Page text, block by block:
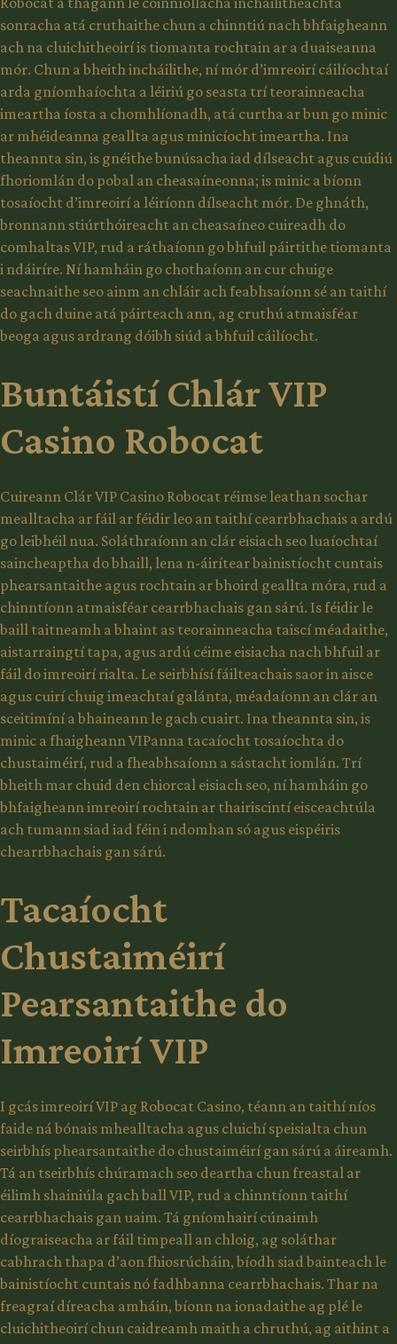
sonracha atá cruthaithe chun a chinntiú nach bhfaigheann
ach na cluichitheoirí is tiomanta rochtain ar a duaiseanna
mór. Chun a bheith incháilithe, ní mór d’imreoirí cáilíochtaí
arda gníomhaíochta a léiriú go seasta trí teorainneacha
imeartha íosta a chomhlíonadh, atá curtha ar bun go minic
ar mhéideanna geallta agus minicíocht imeartha. Ina
theannta sin, is gnéithe bunúsacha iad dílseacht agus cuidiú
fhoriomlán do pobal an cheasaíneonna; is minic a bíonn
tosaíocht d’imreoirí a léiríonn dílseacht mór. De ghnáth,
bronnann stiúrthóireacht an cheasaíneo cuireadh do
comhaltas VIP, rud a ráthaíonn go bhfuil páirtithe tiomanta
i ndáiríre. Ní hamháin go chothaíonn an cur chuige
seachnaithe seo ainm an chláir ach feabhsaíonn sé an taithí
do gach duine atá páirteach ann, ag cruthú atmaisféar
beoga agus ardrang dóibh siúd a bhfuil cáilíocht.
Buntáistí Chlár VIP
Casino Robocat
Cuireann Clár VIP Casino Robocat réimse leathan sochar
mealltacha ar fáil ar féidir leo an taithí cearrbhachais a ardú
go leibhéil nua. Soláthraíonn an clár eisiach seo luaíochtaí
saincheaptha do bhaill, lena n-áirítear bainistíocht cuntais
phearsantaithe agus rochtain ar bhoird geallta móra, rud a
chinntíonn atmaisféar cearrbhachais gan sárú. Is féidir le
baill taitneamh a bhaint as teorainneacha taiscí méadaithe,
aistarraingtí tapa, agus ardú céime eisiacha nach bhfuil ar
fáil do imreoirí rialta. Le seirbhísí fáilteachais saor in aisce
agus cuirí chuig imeachtaí galánta, méadaíonn an clár an
sceitimíní a bhaineann le gach cuairt. Ina theannta sin, is
minic a fhaigheann VIPanna tacaíocht tosaíochta do
chustaiméirí, rud a fheabhsaíonn a sástacht iomlán. Trí
bheith mar chuid den chiorcal eisiach seo, ní hamháin go
bhfaigheann imreoirí rochtain ar thairiscintí eisceachtúla
ach tumann siad iad féin i ndomhan só agus eispéiris
chearrbhachais gan sárú.
Tacaíocht
Chustaiméirí
Pearsantaithe do
Imreoirí VIP
I gcás imreoirí VIP ag Robocat Casino, téann an taithí níos
faide ná bónais mhealltacha agus cluichí speisialta chun
seirbhís phearsantaithe do chustaiméirí gan sárú a áireamh.
Tá an tseirbhís chúramach seo deartha chun freastal ar
éilimh shainiúla gach ball VIP, rud a chinntíonn taithí
cearrbhachais gan uaim. Tá gníomhairí cúnaimh
díograiseacha ar fáil timpeall an chloig, ag soláthar
cabhrach thapa d’aon fhiosrúcháin, bíodh siad bainteach le
bainistíocht cuntais nó fadhbanna cearrbhachais. Thar na
freagraí díreacha amháin, bíonn na ionadaithe ag plé le
cluichitheoirí chun caidreamh maith a chruthú, ag aithint a